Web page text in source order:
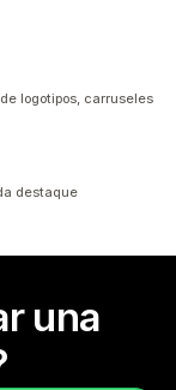
logotipos, carruseles
destaque
una